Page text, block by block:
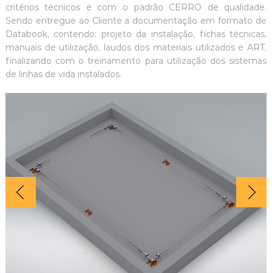
critérios técnicos e com o padrão CERRO de qualidade.
Sendo entregue ao Cliente a documentação em formato de
Databook, contendo: projeto da instalação, fichas técnicas,
manuais de utilização, laudos dos materiais utilizados e ART,
finalizando com o treinamento para utilização dos sistemas
de linhas de vida instalados.